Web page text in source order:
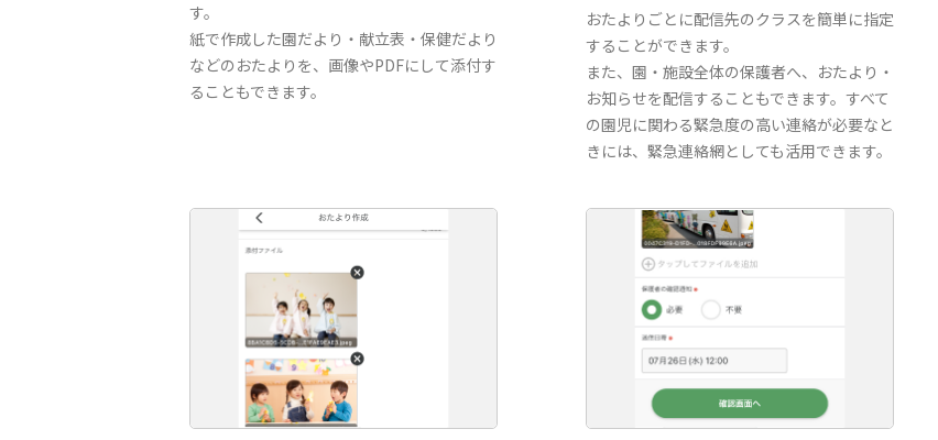
す。
紙で作成した園だより・献立表・保健だより
などのおたよりを、画像やPDFにして添付す
ることもできます。
おたよりごとに配信先のクラスを簡単に指定
することができます。
また、園・施設全体の保護者へ、おたより・
お知らせを配信することもできます。すべて
の園児に関わる緊急度の高い連絡が必要なと
きには、緊急連絡網としても活用できます。